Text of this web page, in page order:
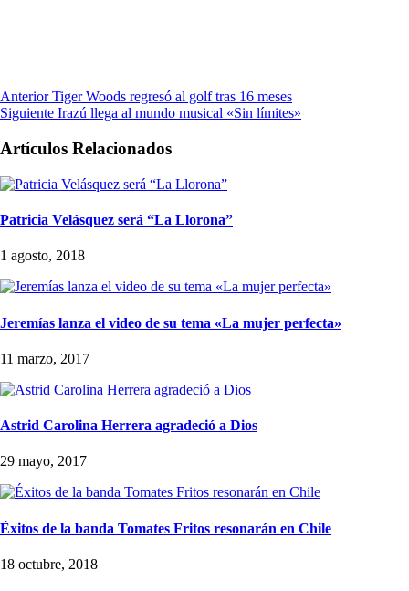
Anterior Tiger Woods regresó al golf tras 16 meses
Siguiente Irazú llega al mundo musical «Sin límites»
Artículos Relacionados
Patricia Velásquez será “La Llorona”
1 agosto, 2018
Jeremías lanza el video de su tema «La mujer perfecta»
11 marzo, 2017
Astrid Carolina Herrera agradeció a Dios
29 mayo, 2017
Éxitos de la banda Tomates Fritos resonarán en Chile
18 octubre, 2018